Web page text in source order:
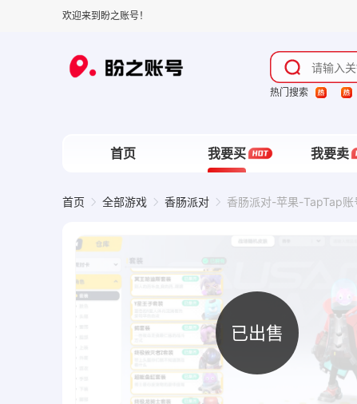
欢迎来到盼之账号！
热门搜索
首页 我要买 我要卖
首页 全部游戏 香肠派对 香肠派对-苹果-TapTap
已出售